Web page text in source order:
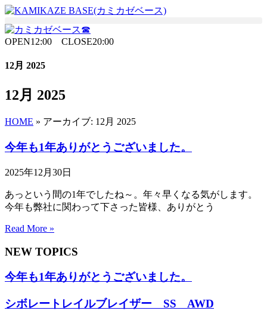
Skip
the
content
OPEN12:00 CLOSE20:00
12月 2025
12月 2025
HOME » アーカイブ: 12月 2025
今年も1年ありがとうございました。
2025年12月30日
あっという間の1年でしたね～。年々早くなる気がします。
今年も弊社に関わって下さった皆様、ありがとう
Read More »
NEW TOPICS
今年も1年ありがとうございました。
シボレートレイルブレイザー SS AWD